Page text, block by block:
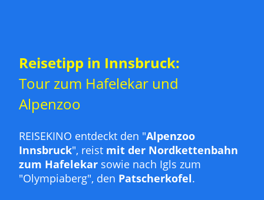
Reisetipp in Innsbruck:
Tour zum Hafelekar und
Alpenzoo
REISEKINO entdeckt den "Alpenzoo
Innsbruck", reist mit der Nordkettenbahn
zum Hafelekar sowie nach Igls zum
"Olympiaberg", den Patscherkofel.